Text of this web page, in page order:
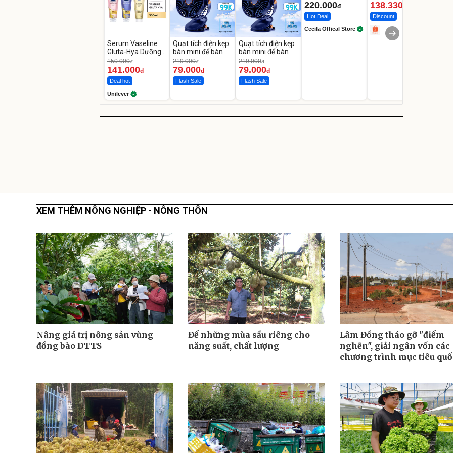
Serum Vaseline
Gluta-Hya Dưỡng
Da Sáng Mịn Sau 7
Ngày
150.000đ
141.000đ
Deal hot
Unilever
Quạt tích điện kẹp
bàn mini để bàn
219.000đ
79.000đ
Flash Sale
Quạt tích điện kẹp
bàn mini để bàn
219.000đ
79.000đ
Flash Sale
220.000đ
Hot Deal
Cecila Offical Store
138.330
Discount
XEM THÊM NÔNG NGHIỆP - NÔNG THÔN
Nâng giá trị nông sản vùng
đồng bào DTTS
Để những mùa sầu riêng cho
năng suất, chất lượng
Lâm Đồng tháo gỡ "điểm
nghẽn", giải ngân vốn các
chương trình mục tiêu